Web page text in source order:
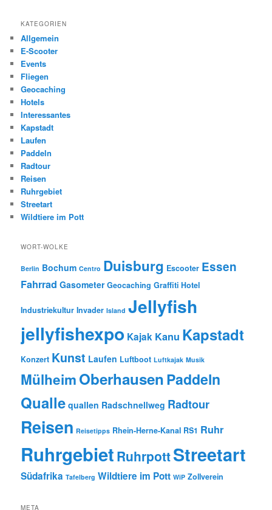
KATEGORIEN
Allgemein
E-Scooter
Events
Fliegen
Geocaching
Hotels
Interessantes
Kapstadt
Laufen
Paddeln
Radtour
Reisen
Ruhrgebiet
Streetart
Wildtiere im Pott
WORT-WOLKE
Berlin Bochum Centro Duisburg Escooter Essen
Fahrrad Gasometer Geocaching Graffiti Hotel
Industriekultur Invader Island Jellyfish
jellyfishexpo Kajak Kanu Kapstadt
Konzert Kunst Laufen Luftboot Luftkajak Musik
MülheimOberhausenPaddeln
Qualle quallen Radschnellweg Radtour
Reisen Reisetipps Rhein-Herne-Kanal RS1 Ruhr
Ruhrgebiet RuhrpottStreetart
Südafrika Tafelberg Wildtiere im Pott WiP Zollverein
META